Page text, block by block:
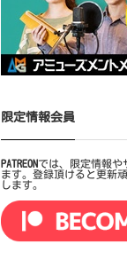
限定情報会員
PATREONでは、限定情報や
ます。登録頂けると更新
します。